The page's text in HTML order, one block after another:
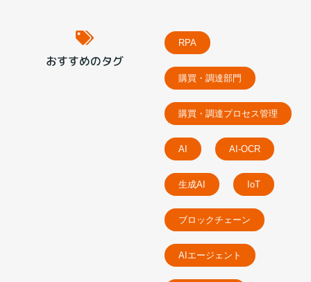
おすすめのタグ
RPA
購買・調達部門
購買・調達プロセス管理
AI AI-OCR
生成AI IoT
ブロックチェーン
AIエージェント